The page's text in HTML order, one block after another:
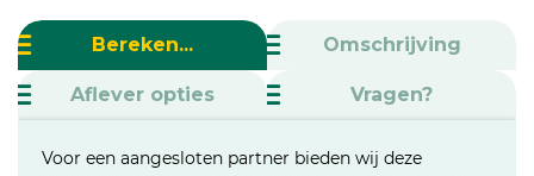
Bereken... Omschrijving
Aflever opties Vragen?
Voor een aangesloten partner bieden wij deze